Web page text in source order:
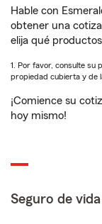
Hable con
obtener una
elija qué
1. Por favor, consulte su
propiedad cubierta y de
¡Comience su
hoy mismo!
Seguro de vida